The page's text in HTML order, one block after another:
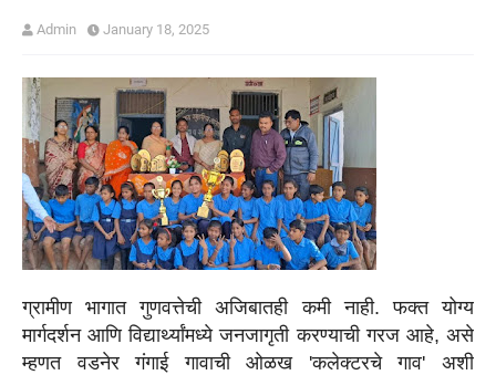
Admin January 18, 2025
ग्रामीण भागात गुणवत्तेची अजिबातही कमी नाही. फक्त योग्य
मार्गदर्शन आणि विद्यार्थ्यांमध्ये जनजागृती करण्याची गरज आहे, असे
म्हणत वडनेर गंगाई गावाची ओळख 'कलेक्टरचे गाव' अशी